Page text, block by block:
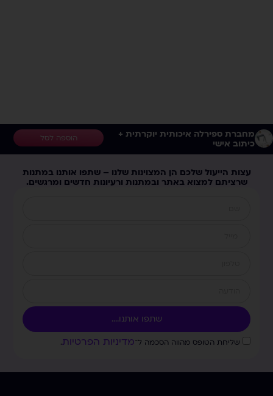
מחברת ספירלה איכותית יוקרתית +
כיתוב אישי
הוספה לסל
עצות הייעול שלכם הן המצוינות שלנו – שתפו אותנו במתנות
שרציתם למצוא באתר ובמתנות ורעיונות חדשים ומרגשים.
שליחת הטופס מהווה הסכמה ל־מדיניות הפרטיות.
שתפו אותנו....